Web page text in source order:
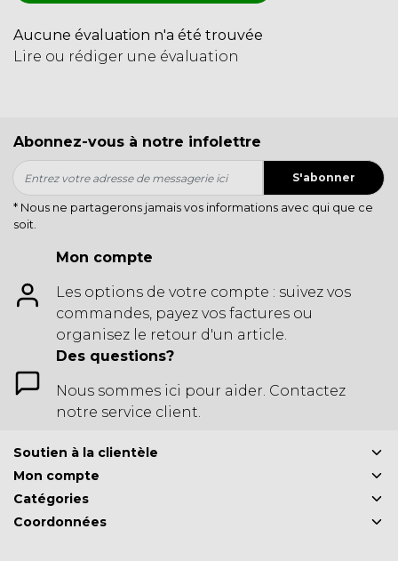
Aucune évaluation n'a été trouvée
Lire ou rédiger une évaluation
Abonnez-vous à notre infolettre
S'abonner
* Nous ne partagerons jamais vos informations avec qui que ce
soit.
Mon compte
Les options de votre compte : suivez vos
commandes, payez vos factures ou
organisez le retour d'un article.
Des questions?
Nous sommes ici pour aider. Contactez
notre service client.
Soutien à la clientèle
Mon compte
Catégories
Coordonnées